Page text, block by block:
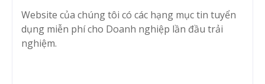
Website của chúng tôi có các hạng mục tin tuyển
dụng miễn phí cho Doanh nghiệp lần đầu trải
nghiệm.